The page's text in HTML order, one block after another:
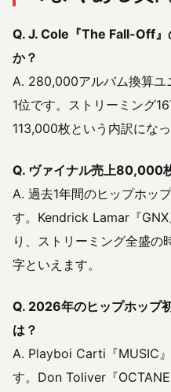
Q. J. Cole『The Fall-Off』
か？
A. 280,000アルバム換算
1位です。ストリーミング
113,000枚という内訳になっ
Q. ヴァイナル売上80,000
A. 過去1年間のヒップホッ
す。Kendrick Lamar『
り、ストリーミング全盛の
字といえます。
Q. 2026年のヒップホップ
は？
A. Playboi Carti『MUSIC
す。Don Toliver『